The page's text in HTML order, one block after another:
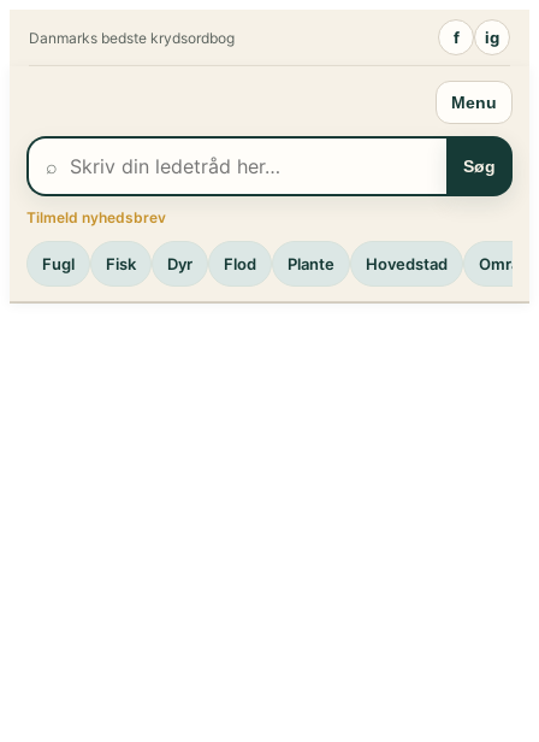
Danmarks bedste krydsordbog f ig
Menu
⌕ Søg
Tilmeld nyhedsbrev
Fugl Fisk Dyr Flod Plante Hovedstad Område